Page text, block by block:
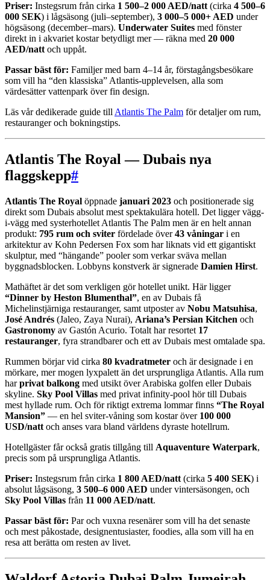
Priser: Instegsrum från cirka 1 500–2 000 AED/natt (cirka 4 500–6
000 SEK) i lågsäsong (juli–september), 3 000–5 000+ AED under
högsäsong (december–mars). Underwater Suites med fönster
direkt in i akvariet kostar betydligt mer — räkna med 20 000
AED/natt och uppåt.
Passar bäst för: Familjer med barn 4–14 år, förstagångsbesökare
som vill ha “den klassiska” Atlantis-upplevelsen, alla som
värdesätter vattenpark över fin design.
Läs vår dedikerade guide till Atlantis The Palm för detaljer om rum,
restauranger och bokningstips.
Atlantis The Royal — Dubais nya
flaggskepp#
Atlantis The Royal öppnade januari 2023 och positionerade sig
direkt som Dubais absolut mest spektakulära hotell. Det ligger vägg-
i-vägg med systerhotellet Atlantis The Palm men är en helt annan
produkt: 795 rum och sviter fördelade över43 våningar i en
arkitektur av Kohn Pedersen Fox som har liknats vid ett gigantiskt
skulptur, med “hängande” pooler som verkar sväva mellan
byggnadsblocken. Lobbyns konstverk är signerade Damien Hirst.
Mathäftet är det som verkligen gör hotellet unikt. Här ligger
“Dinner by Heston Blumenthal”, en av Dubais få
Michelinstjärniga restauranger, samt utposter av Nobu Matsuhisa,
José Andrés (Jaleo, Zaya Nurai), Ariana’s Persian Kitchen och
Gastronomy av Gastón Acurio. Totalt har resortet 17
restauranger, fyra strandbarer och ett av Dubais mest omtalade spa.
Rummen börjar vid cirka 80 kvadratmeter och är designade i en
mörkare, mer mogen lyxpalett än det ursprungliga Atlantis. Alla rum
harprivat balkong med utsikt över Arabiska golfen eller Dubais
skyline. Sky Pool Villas med privat infinity-pool hör till Dubais
mest hyllade rum. Och för riktigt extrema lommar finns “The Royal
Mansion” — en hel sviter-våning som kostar över 100 000
USD/natt och anses vara bland världens dyraste hotellrum.
Hotellgäster får också gratis tillgång till Aquaventure Waterpark,
precis som på ursprungliga Atlantis.
Priser: Instegsrum från cirka 1 800 AED/natt (cirka 5 400 SEK) i
absolut lågsäsong, 3 500–6 000 AED under vintersäsongen, och
Sky Pool Villas från 11 000 AED/natt.
Passar bäst för: Par och vuxna resenärer som vill ha det senaste
och mest påkostade, designentusiaster, foodies, alla som vill ha en
resa att berätta om resten av livet.